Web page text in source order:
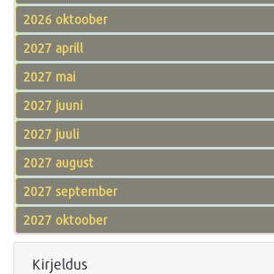
2026 oktoober
2027 aprill
2027 mai
2027 juuni
2027 juuli
2027 august
2027 september
2027 oktoober
Kirjeldus